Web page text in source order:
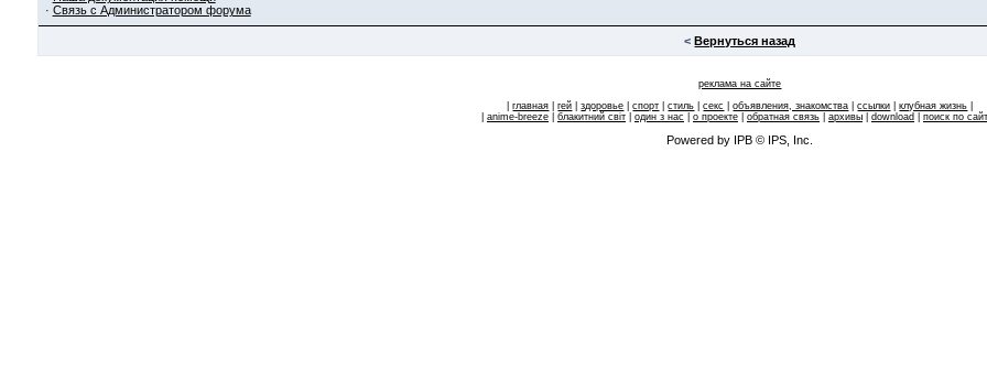
· Связь с Администратором форума
<Вернуться назад
реклама на сайте
|главная |гей |здоровье |спорт |стиль |секс |объявления, знакомства |ссылки |клубная жизнь
anime-breeze| блакитний свiт| один з нас о проекте| обратная связь| архивы| download поиск по
Powered by IPB © IPS, Inc.